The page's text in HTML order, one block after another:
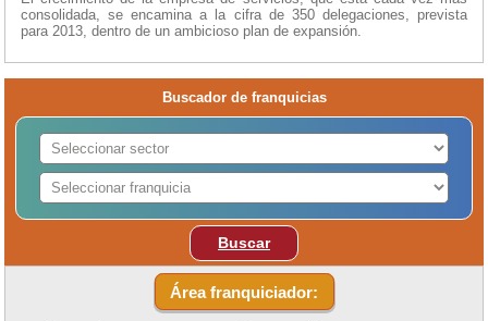
consolidada, se encamina a la cifra de 350 delegaciones, prevista
para 2013, dentro de un ambicioso plan de expansión.
Buscador de franquicias
Buscar
Área franquiciador: